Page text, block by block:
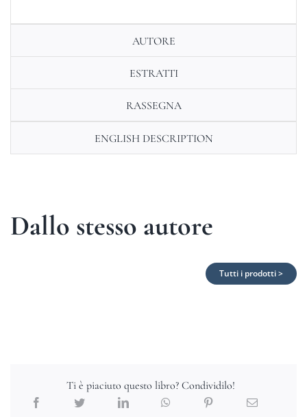
AUTORE
ESTRATTI
RASSEGNA
ENGLISH DESCRIPTION
Dallo stesso autore
Tutti i prodotti >
Ti è piaciuto questo libro? Condividilo!